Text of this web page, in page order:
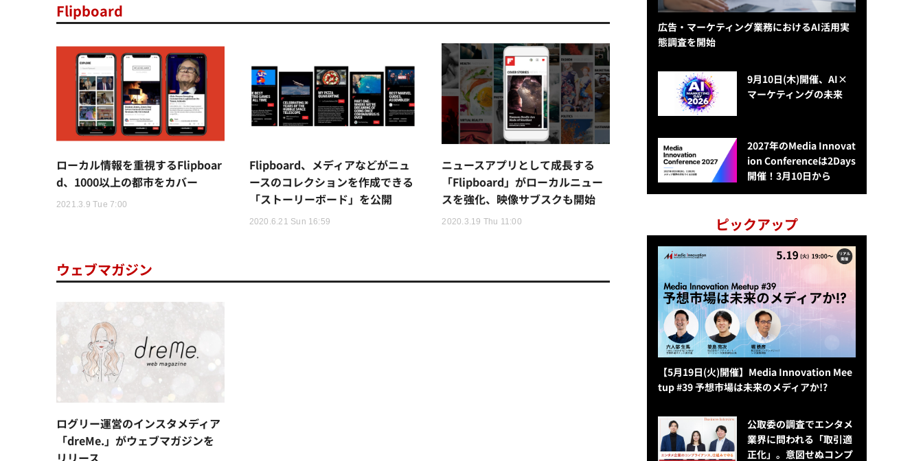
Flipboard
ローカル情報を重視するFlipboar
d、1000以上の都市をカバー
2021.3.9 Tue 7:00
Flipboard、メディアなどがニュ
ースのコレクションを作成できる
「ストーリーボード」を公開
2020.6.21 Sun 16:59
ニュースアプリとして成長する
「Flipboard」がローカルニュー
スを強化、映像サブスクも開始
2020.3.19 Thu 11:00
ウェブマガジン
ログリー運営のインスタメディア
「dreMe.」がウェブマガジンを
広告・マーケティング業務におけるAI活用実
態調査を開始
9月10日(木)開催、AI×
マーケティングの未来
2027年のMedia Innovat
ion Conferenceは2Days
開催！3月10日から
ピックアップ
【5月19日(火)開催】Media Innovation Mee
tup #39 予想市場は未来のメディアか!?
公​​取委の調査でエンタメ
業界に問われる「取引適
正化」。意図せぬコンプ